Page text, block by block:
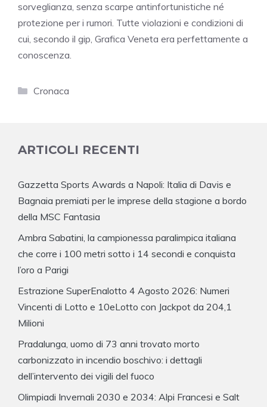
sorveglianza, senza scarpe antinfortunistiche né
protezione per i rumori. Tutte violazioni e condizioni di
cui, secondo il gip, Grafica Veneta era perfettamente a
conoscenza.
Categorie
Cronaca
ARTICOLI RECENTI
Gazzetta Sports Awards a Napoli: Italia di Davis e
Bagnaia premiati per le imprese della stagione a bordo
della MSC Fantasia
Ambra Sabatini, la campionessa paralimpica italiana
che corre i 100 metri sotto i 14 secondi e conquista
l’oro a Parigi
Estrazione SuperEnalotto 4 Agosto 2026: Numeri
Vincenti di Lotto e 10eLotto con Jackpot da 204,1
Milioni
Pradalunga, uomo di 73 anni trovato morto
carbonizzato in incendio boschivo: i dettagli
dell’intervento dei vigili del fuoco
Olimpiadi Invernali 2030 e 2034: Alpi Francesi e Salt